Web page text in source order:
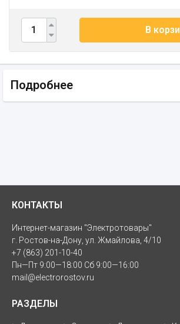
В
Подробнее
КОНТАКТЫ
Интернет-магазин "Электротовары"
г. Ростов-на-Дону, ул. Жмайлова, 4/10
+7 (863) 201-10-40
Пн—Пт 9:00—18:00 Сб 9:00—16:00
mail@electrorostov.ru
РАЗДЕЛЫ